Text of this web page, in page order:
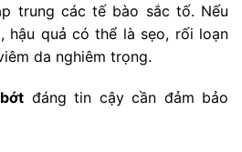
trung các tế bào sắc tố. Nếu
hậu quả có thể là sẹo, rối loạn
da nghiêm trọng.
đáng tin cậy cần đảm bảo